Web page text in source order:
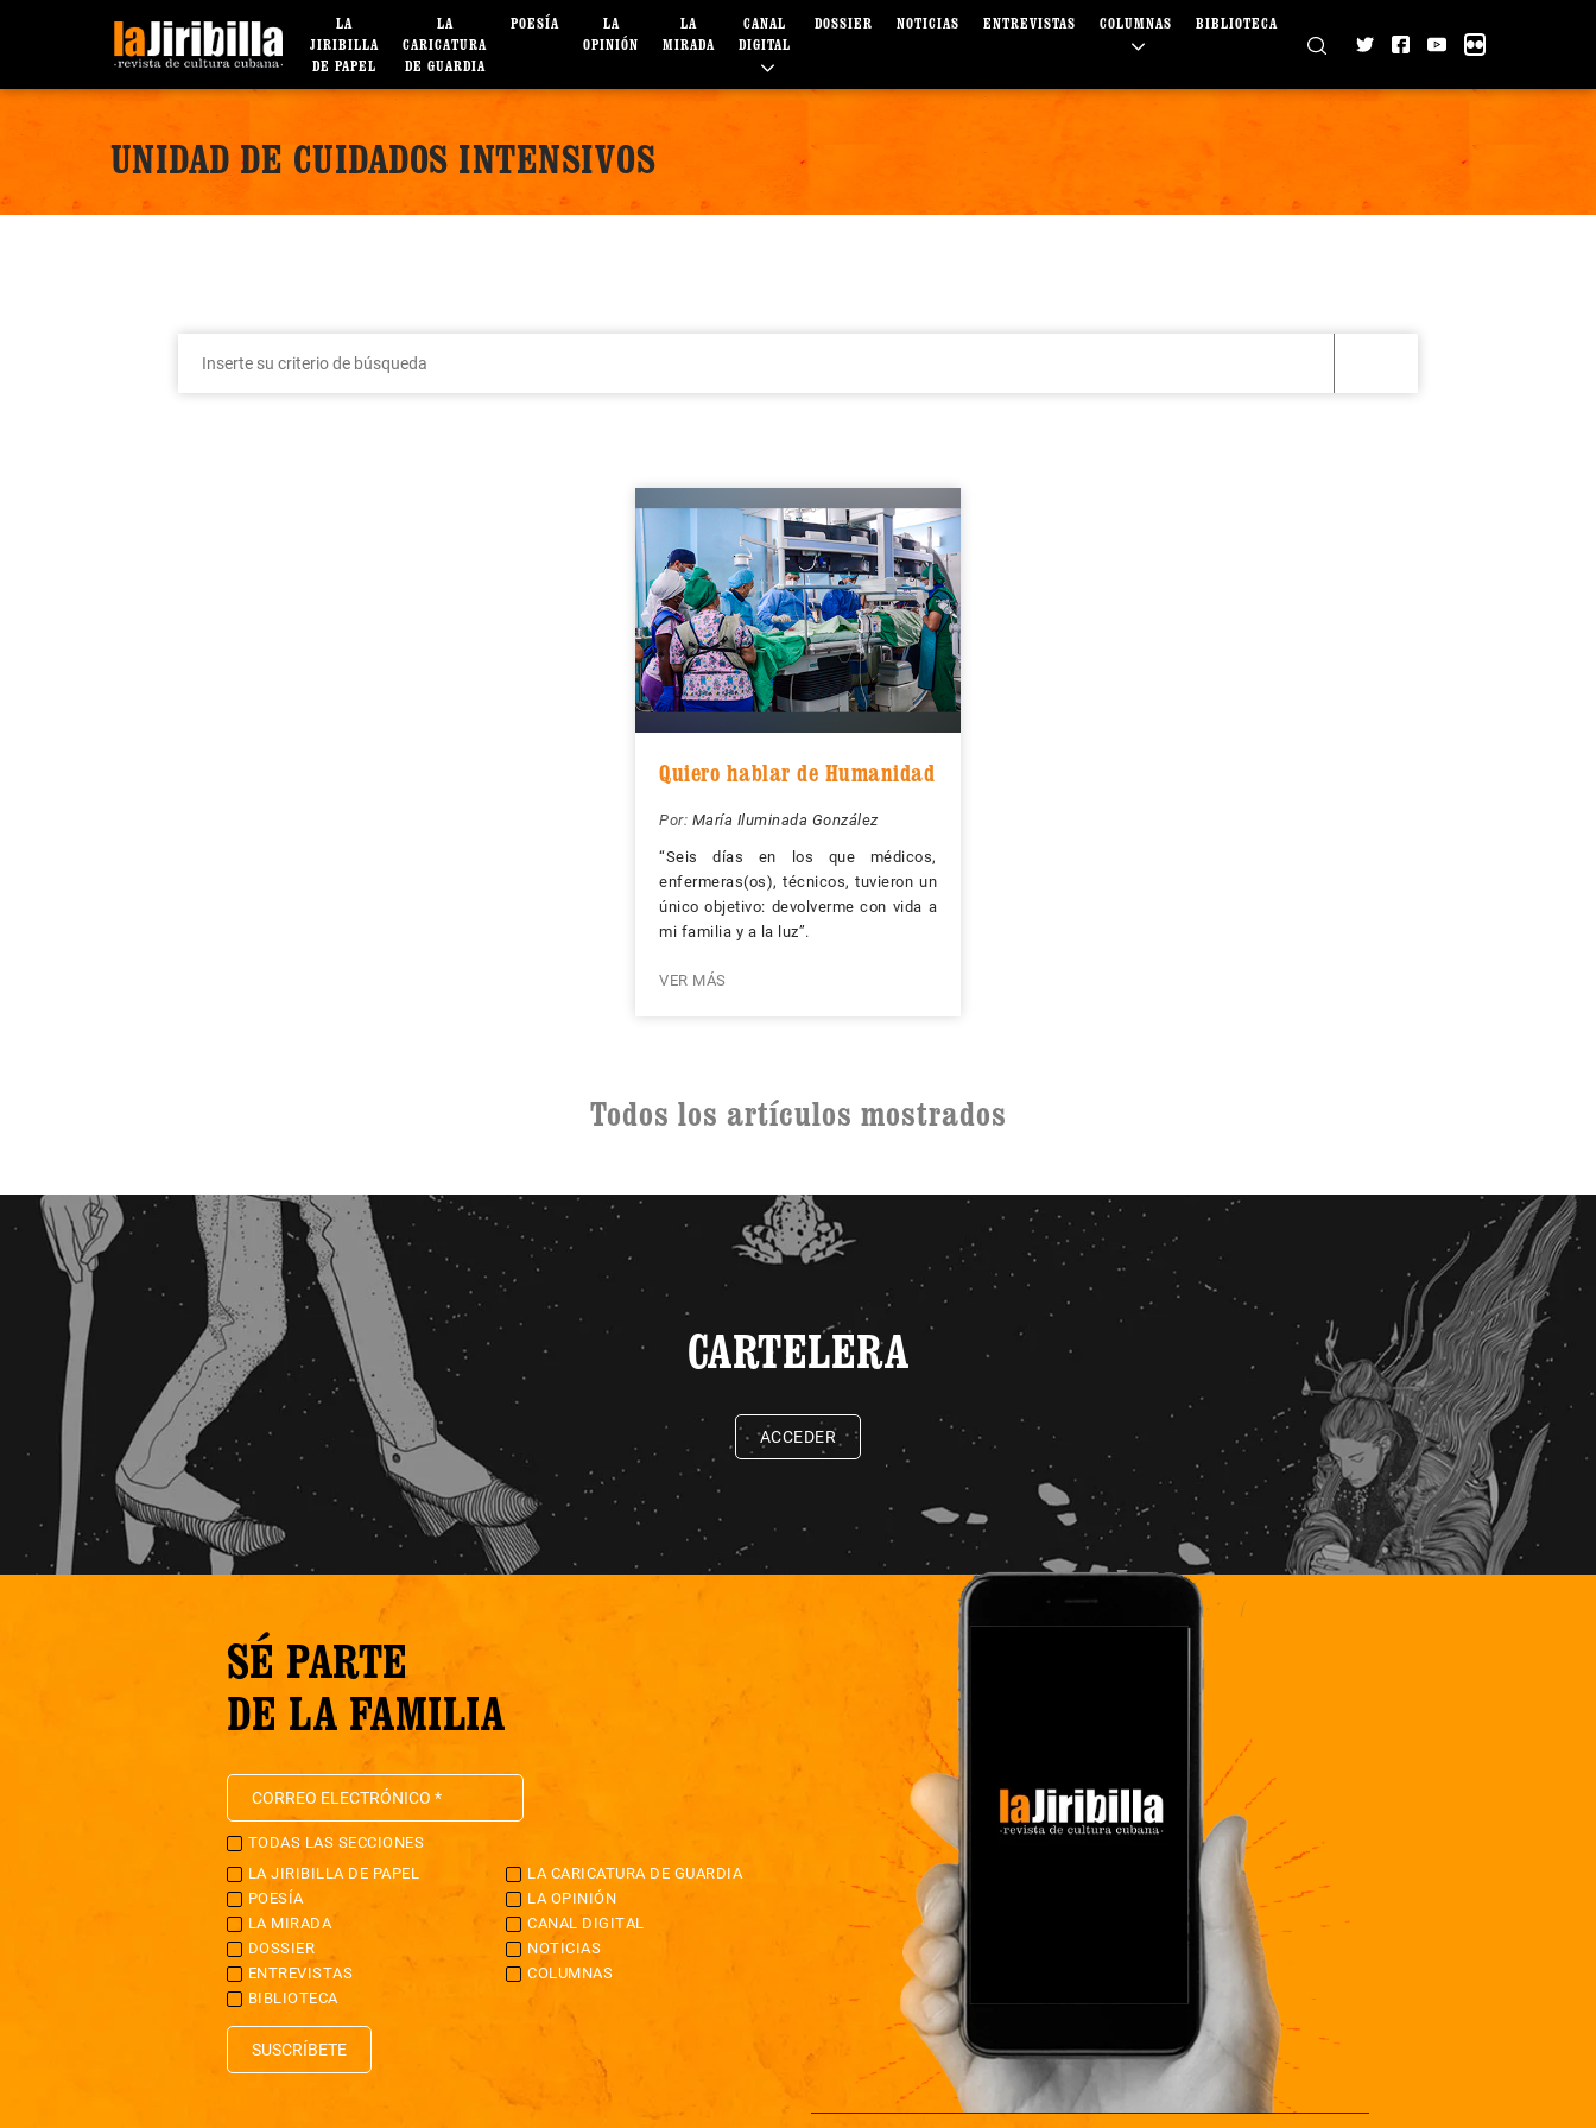
LA
JIRIBILLA
DE PAPEL
LA
CARICATURA
DE GUARDIA
POESÍA
LA
OPINIÓN
LA
MIRADA
CANAL
DIGITAL
DOSSIER NOTICIAS ENTREVISTAS COLUMNAS BIBLIOTECA
UNIDAD DE CUIDADOS INTENSIVOS
Quiero hablar de Humanidad
Por: María Iluminada González
“Seis días en los que médicos,
enfermeras(os), técnicos, tuvieron un
único objetivo: devolverme con vida a
mi familia y a la luz”.
VER MÁS
Todos los artículos mostrados
CARTELERA
ACCEDER
SÉ PARTE
DE LA FAMILIA
TODAS LAS SECCIONES
LA JIRIBILLA DE PAPEL
LA CARICATURA DE GUARDIA
POESÍA
LA OPINIÓN
LA MIRADA
CANAL DIGITAL
DOSSIER
NOTICIAS
ENTREVISTAS
COLUMNAS
BIBLIOTECA
SUSCRÍBETE